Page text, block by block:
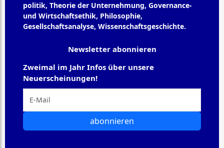
politik, Theorie der Unternehmung, Governance-
und Wirtschaftsethik, Philosophie,
Gesellschaftsanalyse, Wissenschaftsgeschichte.
Newsletter abonnieren
Zweimal im Jahr Infos über unsere
Neuerscheinungen!
abonnieren